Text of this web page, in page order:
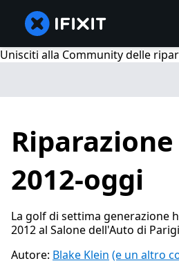
Unisciti alla Community delle
2012-oggi
La golf di settima generazione
2012 al Salone dell'Auto di
Autore: Blake Klein (e un altro